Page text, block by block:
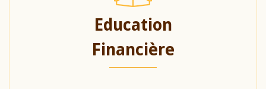
Education
Financière